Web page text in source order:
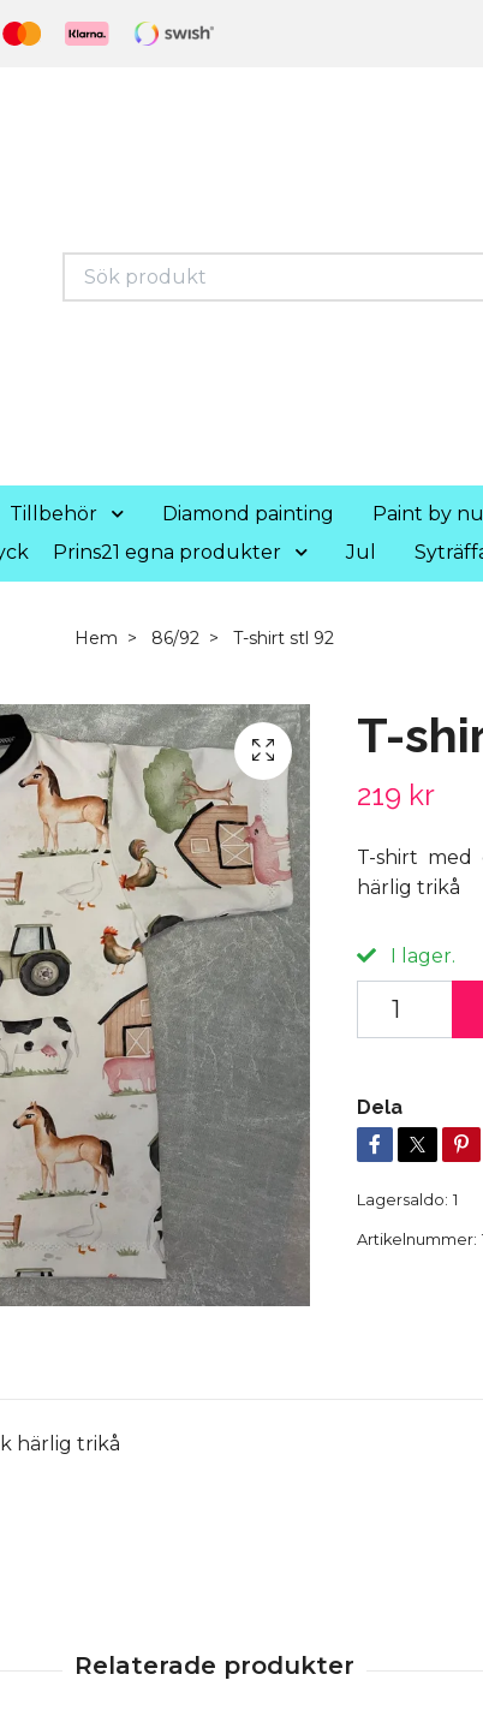
Tillbehör Diamond painting
Paint by
Prins21 egna produkter Jul
Hem 86/92 T-shirt stl 92
T-
219 kr
T-shirt med
härlig trikå
I lager.
Dela
Lagersaldo: 1
Artikelnummer:
härlig trikå